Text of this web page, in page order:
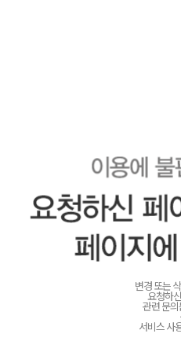
변경 또는
요청하
관련 문
서비스 사